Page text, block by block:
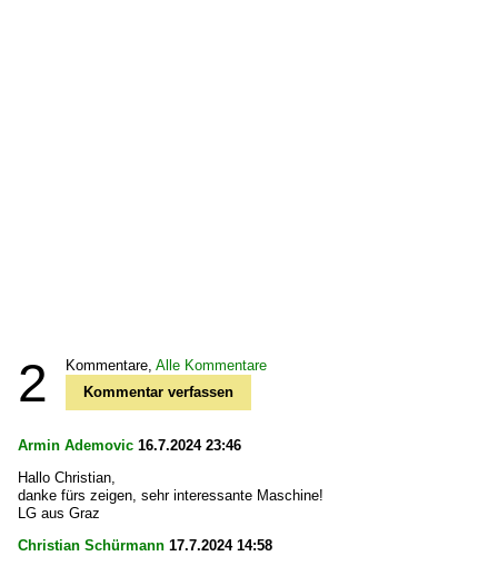
2 Kommentare, Alle Kommentare
Kommentar verfassen
Armin Ademovic 16.7.2024 23:46
Hallo Christian,
danke fürs zeigen, sehr interessante Maschine!
LG aus Graz
Christian Schürmann 17.7.2024 14:58